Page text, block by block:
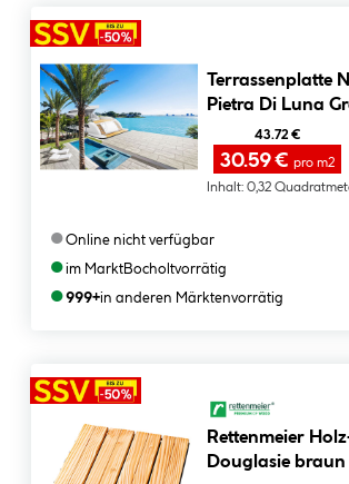
Terrassenplatte
Pietra Di Luna
meliert43.72 €
30.59 €pro m2
Inhalt: 0,32
●Online nicht verfügbar
●im MarktBocholtvorrätig
●999+in anderen Märktenvorrätig
Rettenmeier
Douglasie